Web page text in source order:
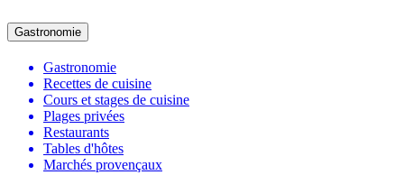
Gastronomie
Gastronomie
Recettes de cuisine
Cours et stages de cuisine
Plages privées
Restaurants
Tables d'hôtes
Marchés provençaux